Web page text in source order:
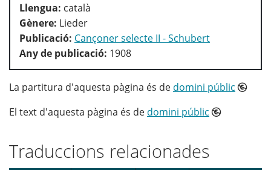
Llengua: català
Gènere: Lieder
Publicació: Cançoner selecte II - Schubert
Any de publicació: 1908
La partitura d'aquesta pàgina és de domini públic
El text d'aquesta pàgina és de domini públic
Traduccions relacionades